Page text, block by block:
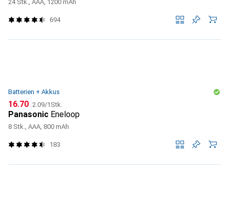
24 Stk., AAA, 1200 mAh
694
Batterien + Akkus
CHF
16.70 CHF
2.09/1Stk.
Panasonic Eneloop
8 Stk., AAA, 800 mAh
183